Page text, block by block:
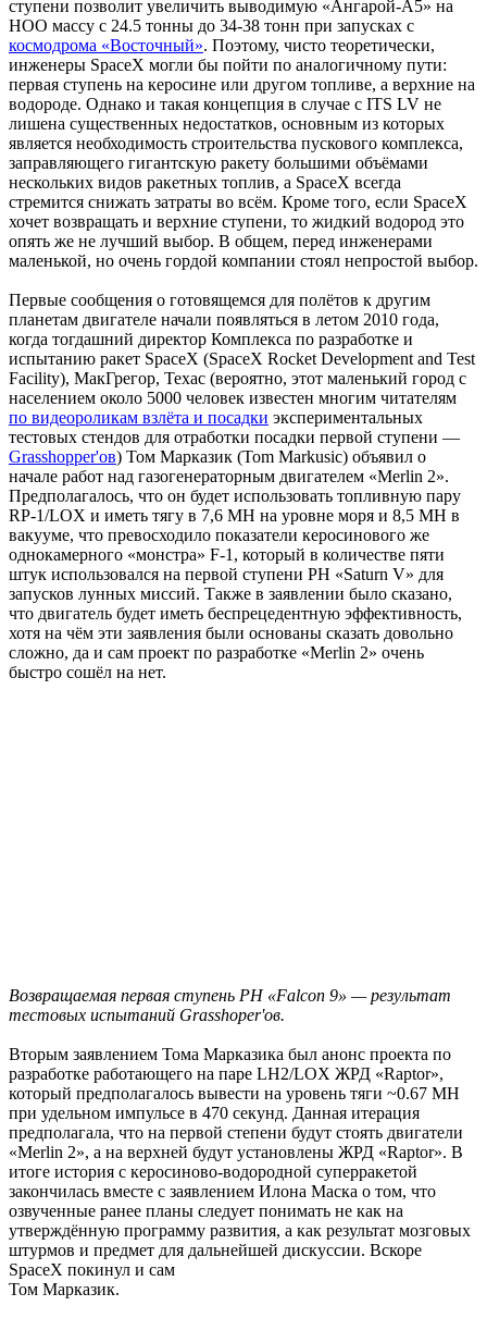
ступени позволит увеличить выводимую «Ангарой-А5» на
НОО массу с 24.5 тонны до 34-38 тонн при запусках с
космодрома «Восточный». Поэтому, чисто теоретически,
инженеры SpaceX могли бы пойти по аналогичному пути:
первая ступень на керосине или другом топливе, а верхние на
водороде. Однако и такая концепция в случае с ITS LV не
лишена существенных недостатков, основным из которых
является необходимость строительства пускового комплекса,
заправляющего гигантскую ракету большими объёмами
нескольких видов ракетных топлив, а SpaceX всегда
стремится снижать затраты во всём. Кроме того, если SpaceX
хочет возвращать и верхние ступени, то жидкий водород это
опять же не лучший выбор. В общем, перед инженерами
маленькой, но очень гордой компании стоял непростой выбор.
Первые сообщения о готовящемся для полётов к другим
планетам двигателе начали появляться в летом 2010 года,
когда тогдашний директор Комплекса по разработке и
испытанию ракет SpaceX (SpaceX Rocket Development and Test
Facility), МакГрегор, Техас (вероятно, этот маленький город с
населением около 5000 человек известен многим читателям
по видеороликам взлёта и посадки экспериментальных
тестовых стендов для отработки посадки первой ступени —
Grasshopper'ов) Том Марказик (Tom Markusic) объявил о
начале работ над газогенераторным двигателем «Merlin 2».
Предполагалось, что он будет использовать топливную пару
RP-1/LOX и иметь тягу в 7,6 МН на уровне моря и 8,5 МН в
вакууме, что превосходило показатели керосинового же
однокамерного «монстра» F-1, который в количестве пяти
штук использовался на первой ступени РН «Saturn V» для
запусков лунных миссий. Также в заявлении было сказано,
что двигатель будет иметь беспрецедентную эффективность,
хотя на чём эти заявления были основаны сказать довольно
сложно, да и сам проект по разработке «Merlin 2» очень
быстро сошёл на нет.
Возвращаемая первая ступень РН «Falcon 9» — результат
тестовых испытаний Grasshoper'ов.
Вторым заявлением Тома Марказика был анонс проекта по
разработке работающего на паре LH2/LOX ЖРД «Raptor»,
который предполагалось вывести на уровень тяги ~0.67 МН
при удельном импульсе в 470 секунд. Данная итерация
предполагала, что на первой степени будут стоять двигатели
«Merlin 2», а на верхней будут установлены ЖРД «Raptor». В
итоге история с керосиново-водородной суперракетой
закончилась вместе с заявлением Илона Маска о том, что
озвученные ранее планы следует понимать не как на
утверждённую программу развития, а как результат мозговых
штурмов и предмет для дальнейшей дискуссии. Вскоре
SpaceX покинул и сам
Том Марказик.